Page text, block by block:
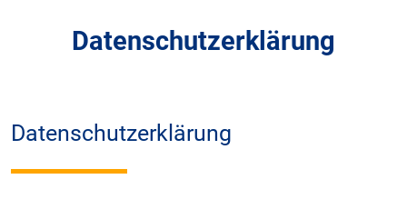
Datenschutzerklärung
Datenschutzerklärung